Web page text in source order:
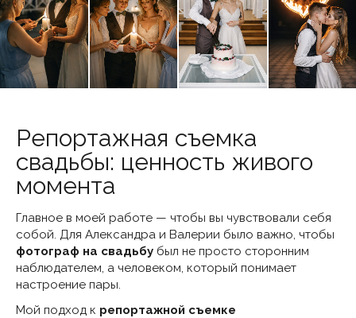
Репортажная съемка
свадьбы: ценность живого
момента
Главное в моей работе — чтобы вы чувствовали себя
собой. Для Александра и Валерии было важно, чтобы
фотограф на свадьбу был не просто сторонним
наблюдателем, а человеком, который понимает
настроение пары.
Мой подход к репортажной съемке